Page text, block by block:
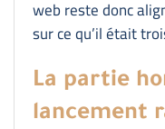
web reste donc
sur ce qu’il était
La partie
lancement